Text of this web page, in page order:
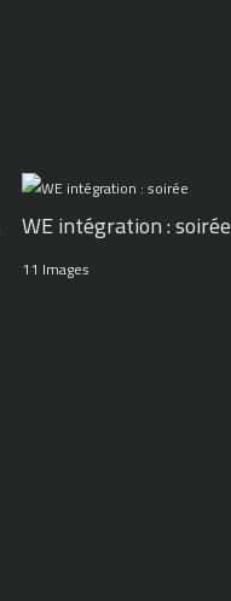
WE intégration : soirée
11 Images